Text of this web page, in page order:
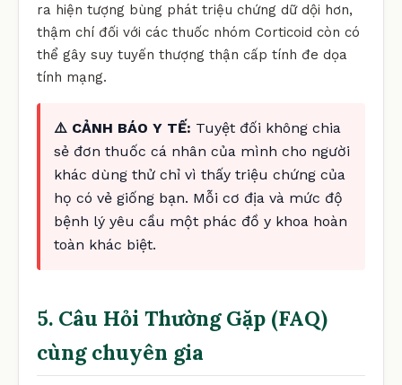
ra hiện tượng bùng phát triệu chứng dữ dội hơn,
thậm chí đối với các thuốc nhóm Corticoid còn có
thể gây suy tuyến thượng thận cấp tính đe dọa
tính mạng.
⚠️ CẢNH BÁO Y TẾ: Tuyệt đối không chia
sẻ đơn thuốc cá nhân của mình cho người
khác dùng thử chỉ vì thấy triệu chứng của
họ có vẻ giống bạn. Mỗi cơ địa và mức độ
bệnh lý yêu cầu một phác đồ y khoa hoàn
toàn khác biệt.
5. Câu Hỏi Thường Gặp (FAQ)
cùng chuyên gia